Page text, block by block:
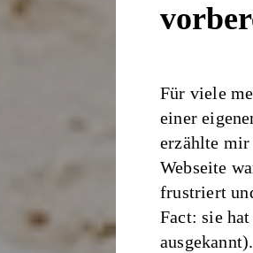
Für viele
einer
erzählte mir
Webseite
frustriert
Fact: sie